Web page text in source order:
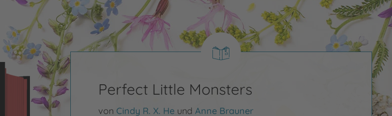
Perfect Little Monsters
von Cindy R. X. Heund Anne Brauner